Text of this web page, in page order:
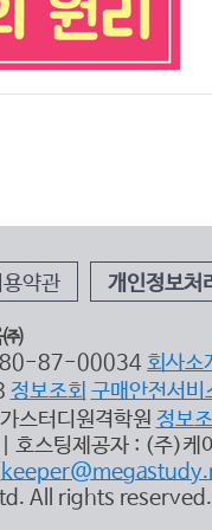
용약관 개인정보처
780-87-00034 회사소
정보조회 구매안전서비
스터디원격학원 정보
호스팅제공자 : (주)케
All rights reserved.